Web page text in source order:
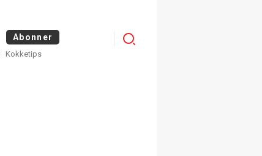
Abonner
Kokketips
Logg